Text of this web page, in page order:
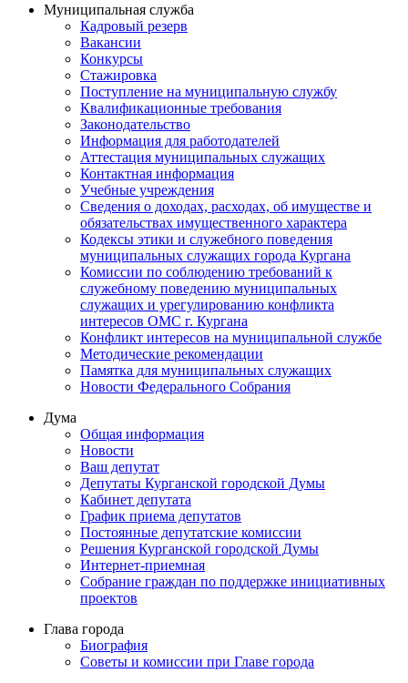
Муниципальная служба
Кадровый резерв
Вакансии
Конкурсы
Стажировка
Поступление на муниципальную службу
Квалификационные требования
Законодательство
Информация для работодателей
Аттестация муниципальных служащих
Контактная информация
Учебные учреждения
Сведения о доходах, расходах, об имуществе и
обязательствах имущественного характера
Кодексы этики и служебного поведения
муниципальных служащих города Кургана
Комиссии по соблюдению требований к
служебному поведению муниципальных
служащих и урегулированию конфликта
интересов ОМС г. Кургана
Конфликт интересов на муниципальной службе
Методические рекомендации
Памятка для муниципальных служащих
Новости Федерального Cобрания
Дума
Общая информация
Новости
Ваш депутат
Депутаты Курганской городской Думы
Кабинет депутата
График приема депутатов
Постоянные депутатские комиссии
Решения Курганской городской Думы
Интернет-приемная
Собрание граждан по поддержке инициативных
проектов
Глава города
Биография
Советы и комиссии при Главе города